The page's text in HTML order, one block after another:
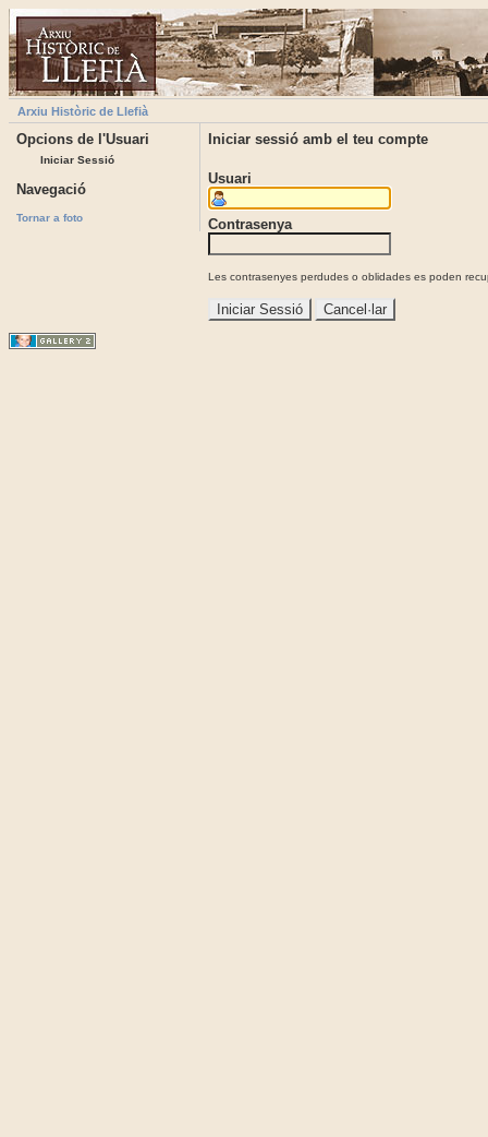
Arxiu Històric de Llefià
Opcions de l'Usuari
Iniciar Sessió
Navegació
Tornar a foto
Iniciar sessió amb el teu compte
Usuari
Contrasenya
Les contrasenyes perdudes o oblidades es poden